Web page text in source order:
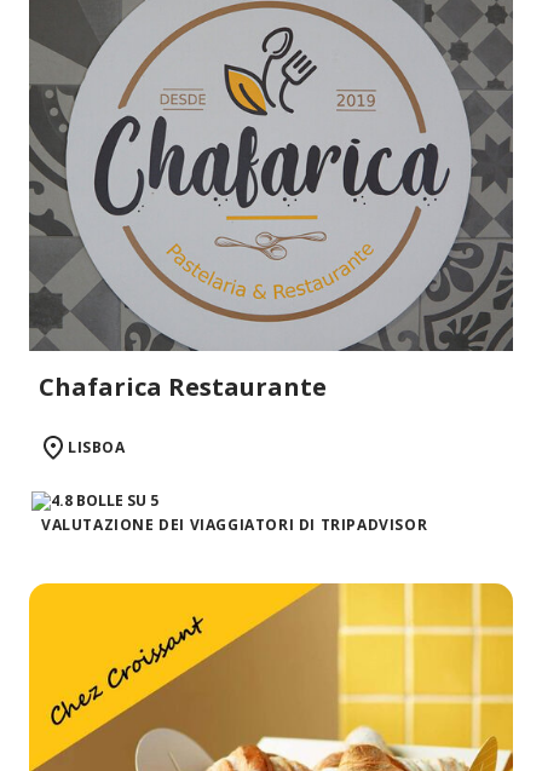
Chafarica Restaurante
LISBOA
VALUTAZIONE DEI VIAGGIATORI DI TRIPADVISOR